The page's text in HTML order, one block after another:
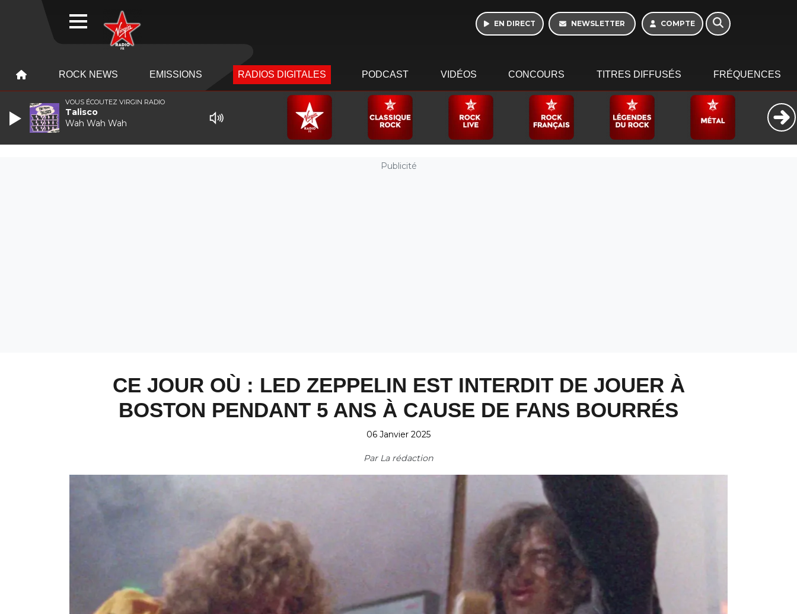
EN DIRECT NEWSLETTER COMPTE
ROCK NEWS EMISSIONS RADIOS DIGITALES PODCAST VIDÉOS CONCOURS TITRES DIFFUSÉS FRÉQUENCES
Publicité
CE JOUR OÙ : LED ZEPPELIN EST INTERDIT DE JOUER À
BOSTON PENDANT 5 ANS À CAUSE DE FANS BOURRÉS
06 Janvier 2025
Par La rédaction
VOUS ÉCOUTEZ VIRGIN RADIO
Talisco
Wah Wah Wah
WEBRADIO